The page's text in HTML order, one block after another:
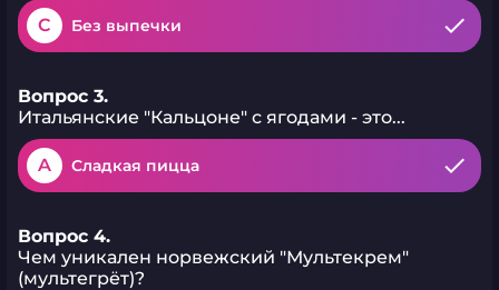
C Без выпечки
Вопрос 3.
Итальянские "Кальцоне" с ягодами - это...
A Сладкая пицца
Вопрос 4.
Чем уникален норвежский "Мультекрем"
(мультегрёт)?